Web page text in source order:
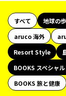
すべて 地球の
aruco 海外
Resort Style
BOOKS スペシャ
BOOKS 旅と健康